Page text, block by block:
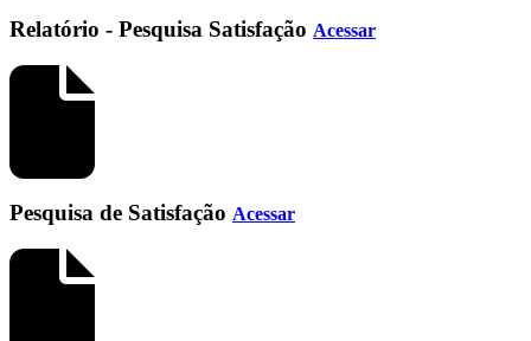
Relatório - Pesquisa Satisfação Acessar
Pesquisa de Satisfação Acessar